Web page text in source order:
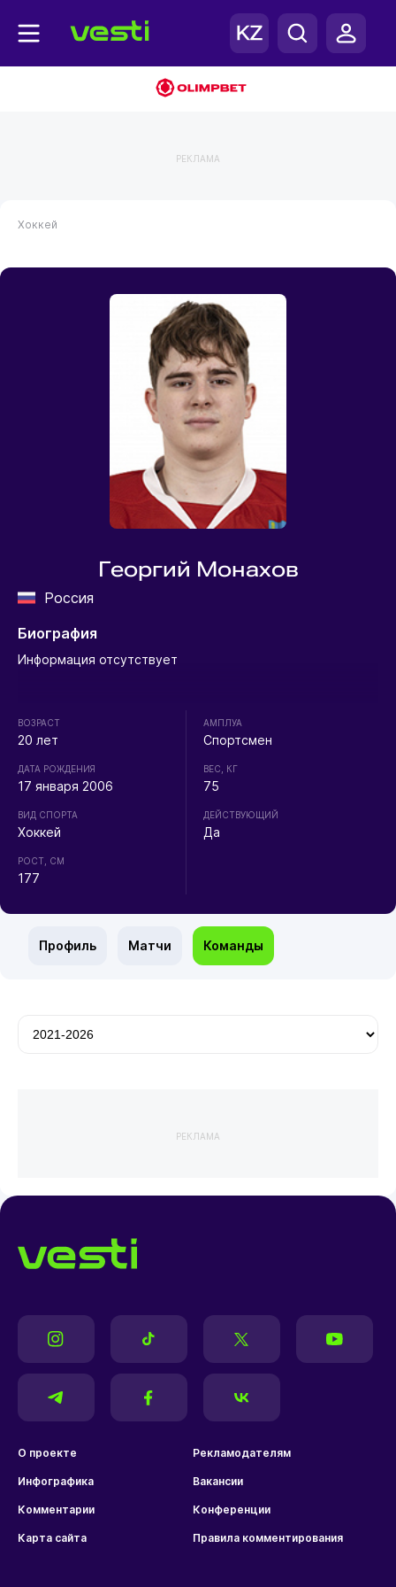
РЕКЛАМА
Хоккей
Георгий Монахов
Россия
Биография
Информация отсутствует
ВОЗРАСТ
20 лет
ДАТА РОЖДЕНИЯ
17 января 2006
ВИД СПОРТА
Хоккей
РОСТ, СМ
177
АМПЛУА
Спортсмен
ВЕС, КГ
75
ДЕЙСТВУЮЩИЙ
Да
Профиль Матчи Команды
РЕКЛАМА
О проекте Рекламодателям
Инфографика Вакансии
Комментарии Конференции
Карта сайта Правила комментирования